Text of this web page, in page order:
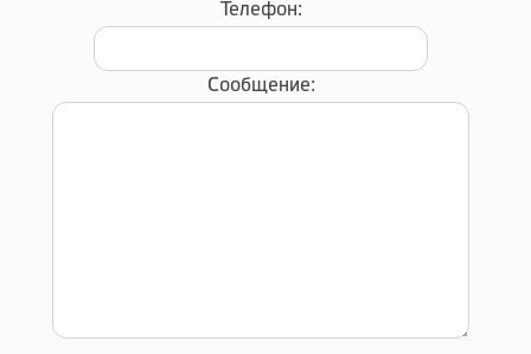
Телефон:
Сообщение: